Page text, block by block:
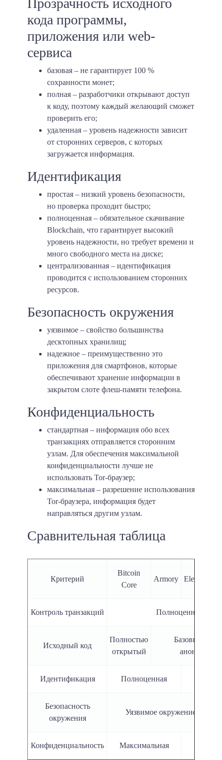
Прозрачность исходного
кода программы,
приложения или web-
сервиса
базовая – не гарантирует 100 %
сохранности монет;
полная – разработчики открывают доступ
к коду, поэтому каждый желающий сможет
проверить его;
удаленная – уровень надежности зависит
от сторонних серверов, с которых
загружается информация.
Идентификация
простая – низкий уровень безопасности,
но проверка проходит быстро;
полноценная – обязательное скачивание
Blockchain, что гарантирует высокий
уровень надежности, но требует времени и
много свободного места на диске;
централизованная – идентификация
проводится с использованием сторонних
ресурсов.
Безопасность окружения
уязвимое – свойство большинства
десктопных хранилищ;
надежное – преимущественно это
приложения для смартфонов, которые
обеспечивают хранение информации в
закрытом слоте флеш-памяти телефона.
Конфиденциальность
стандартная – информация обо всех
транзакциях отправляется сторонним
узлам. Для обеспечения максимальной
конфиденциальности лучше не
использовать Tor-браузер;
максимальная – разрешение использования
Tor-браузера, информация будет
направляться другим узлам.
Сравнительная таблица
Критерий
Bitcoin
Core
Armory Electrum
Контроль транзакций Полноценный
Исходный код
Полностью
открытый
Базовый
Идентификация Полноценная
Безопасность
окружения
Уязвимое окружение
Конфиденциальность Максимальная